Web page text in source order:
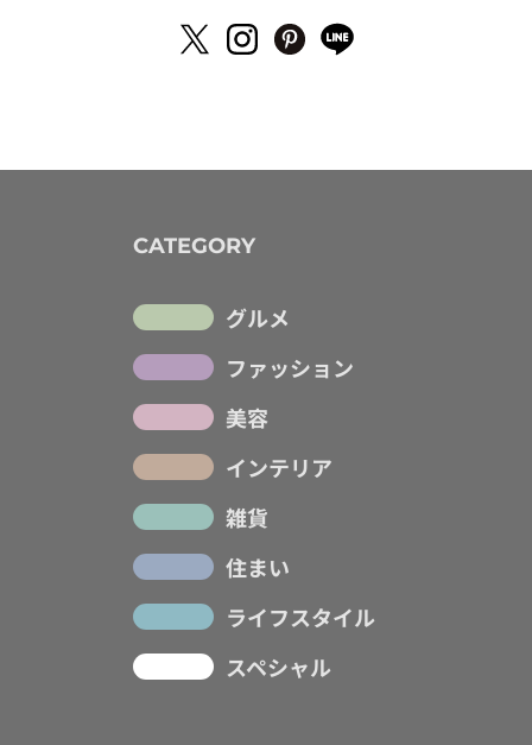
CATEGORY
グルメ
ファッション
美容
インテリア
雑貨
住まい
ライフスタイル
スペシャル